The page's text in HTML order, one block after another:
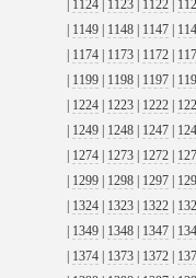
|
1122
|
1123
|
1124
|
1147
|
1148
|
1149
|
1172
|
1173
|
1174
|
1197
|
1198
|
1199
|
1222
|
1223
|
1224
|
1247
|
1248
|
1249
|
1272
|
1273
|
1274
|
1297
|
1298
|
1299
|
1322
|
1323
|
1324
|
1347
|
1348
|
1349
|
1372
|
1373
|
1374